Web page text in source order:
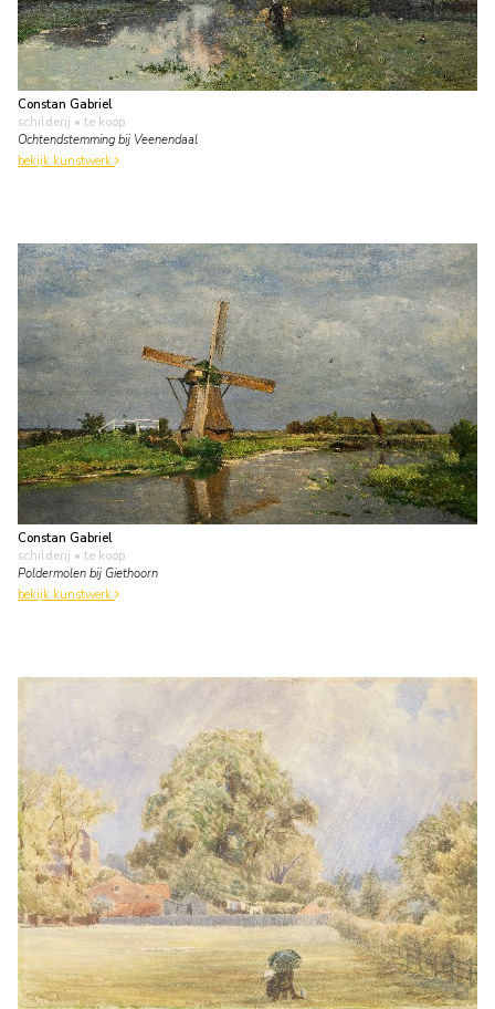
Constan Gabriel
schilderij • te koop
Ochtendstemming bij Veenendaal
bekijk kunstwerk
Constan Gabriel
schilderij • te koop
Poldermolen bij Giethoorn
bekijk kunstwerk